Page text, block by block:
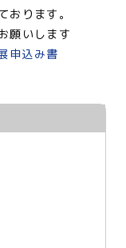
ります。
願いします
申込み書